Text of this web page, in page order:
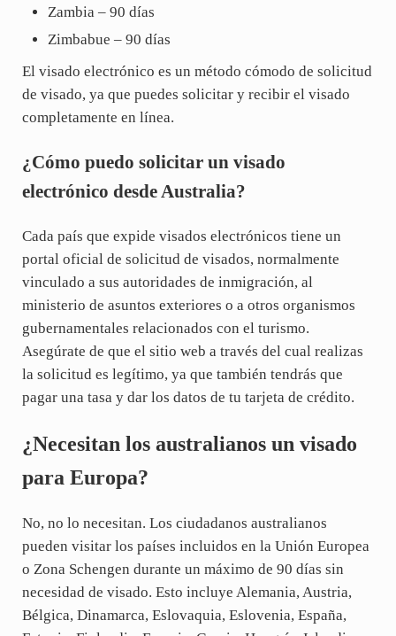
Zambia – 90 días
Zimbabue – 90 días
El visado electrónico es un método cómodo de solicitud
de visado, ya que puedes solicitar y recibir el visado
completamente en línea.
¿Cómo puedo solicitar un visado
electrónico desde Australia?
Cada país que expide visados electrónicos tiene un
portal oficial de solicitud de visados, normalmente
vinculado a sus autoridades de inmigración, al
ministerio de asuntos exteriores o a otros organismos
gubernamentales relacionados con el turismo.
Asegúrate de que el sitio web a través del cual realizas
la solicitud es legítimo, ya que también tendrás que
pagar una tasa y dar los datos de tu tarjeta de crédito.
¿Necesitan los australianos un visado
para Europa?
No, no lo necesitan. Los ciudadanos australianos
pueden visitar los países incluidos en la Unión Europea
o Zona Schengen durante un máximo de 90 días sin
necesidad de visado. Esto incluye Alemania, Austria,
Bélgica, Dinamarca, Eslovaquia, Eslovenia, España,